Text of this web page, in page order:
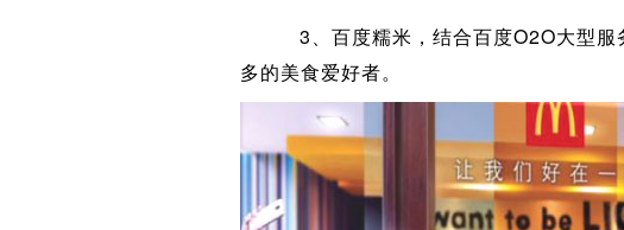
3、百度糯米，结合百度O2O大型服务
多的美食爱好者。